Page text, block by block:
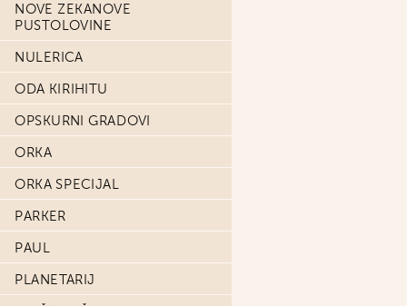
NOVE ZEKANOVE
PUSTOLOVINE
NULERICA
ODA KIRIHITU
OPSKURNI GRADOVI
ORKA
ORKA SPECIJAL
PARKER
PAUL
PLANETARIJ